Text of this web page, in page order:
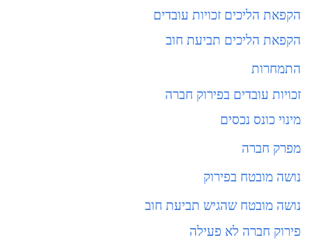
הקפאת הליכים זכויות עובדים
הקפאת הליכים תביעת חוב
התמחרות
זכויות עובדים בפירוק חברה
מינוי כונס נכסים
מפרק חברה
נושה מובטח בפירוק
נושה מובטח שהגיש תביעת חוב
פירוק חברה לא פעילה